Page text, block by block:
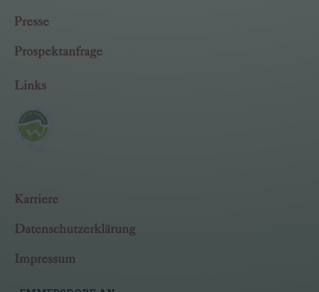
Presse
Prospektanfrage
Links
Karriere
Datenschutzerklärung
Impressum